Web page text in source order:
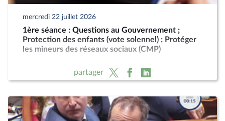
mercredi 22 juillet 2026
1ère séance : Questions au Gouvernement ;
Protection des enfants (vote solennel) ; Protéger
les mineurs des réseaux sociaux (CMP)
partager